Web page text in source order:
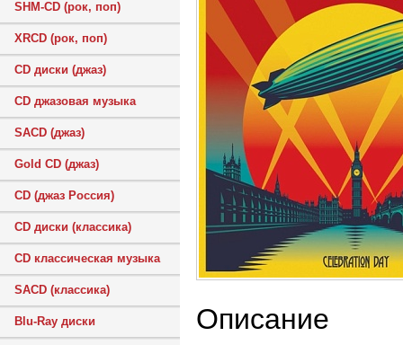
SHM-CD (рок, поп)
XRCD (рок, поп)
CD диски (джаз)
CD джазовая музыка
SACD (джаз)
Gold CD (джаз)
CD (джаз Россия)
CD диски (классика)
CD классическая музыка
SACD (классика)
Blu-Ray диски Описание